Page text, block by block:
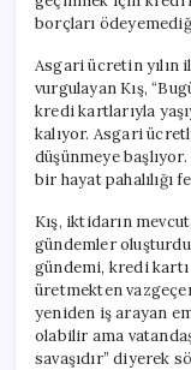
borçları
Asgari ücretin yılın
vurgulayan Kış,
kredi kartlarıyla
kalıyor. Asgari
düşünmeye
bir hayat pahalılığı
Kış, iktidarın
gündemler
gündemi, kredi
üretmekten
yeniden iş arayan
olabilir ama
savaşıdır” diyerek